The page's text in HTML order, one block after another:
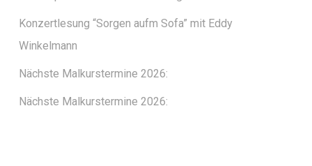
Konzertlesung “Sorgen aufm Sofa” mit Eddy
Winkelmann
Nächste Malkurstermine 2026:
Nächste Malkurstermine 2026: